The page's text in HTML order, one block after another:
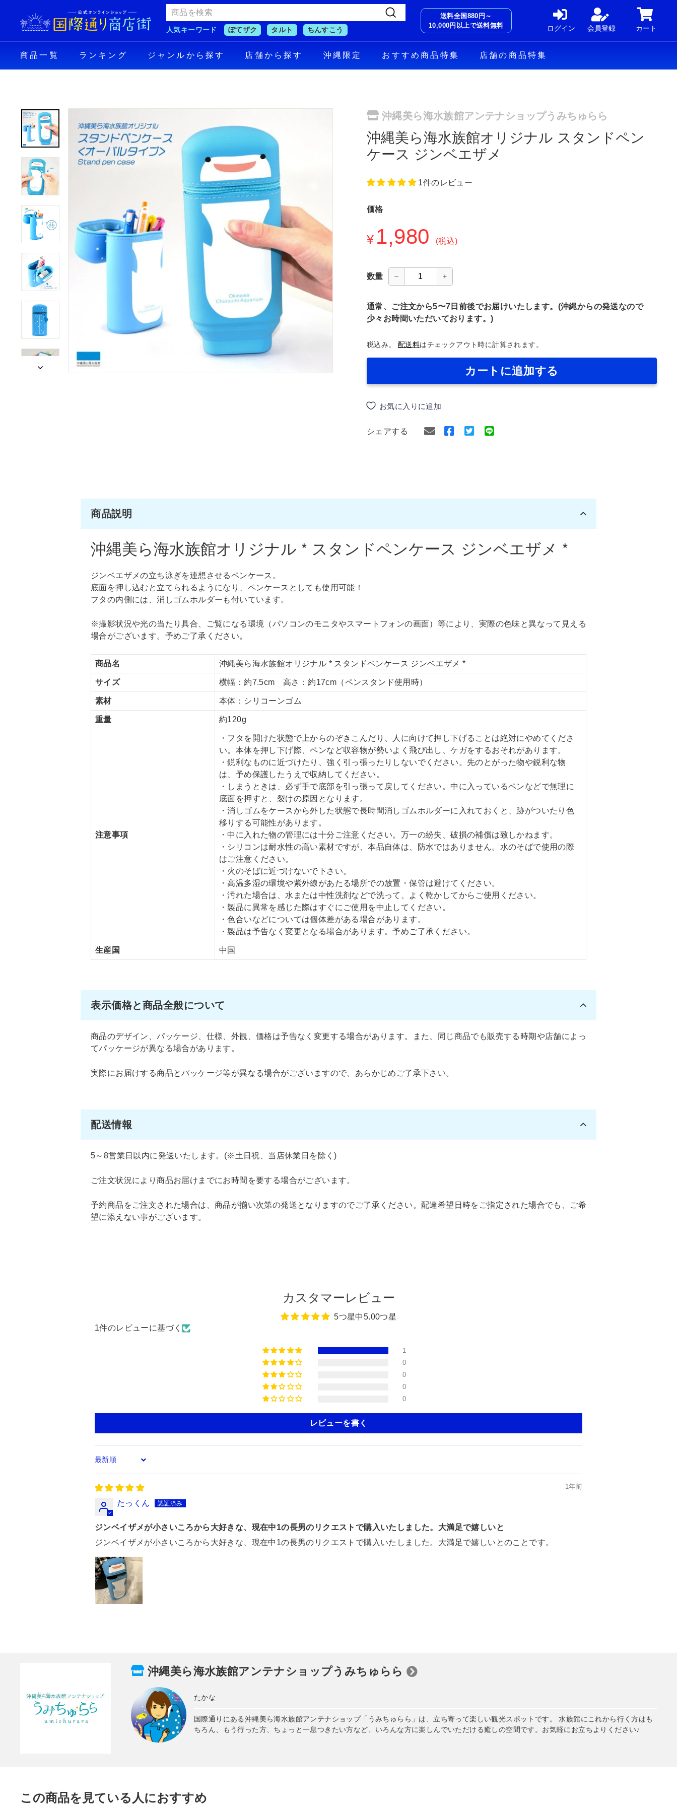
content
国
際
通
り
商
公
式
オ
ン
ラ
イ
ン
シ
ョ
ッ
プ
る
人気キーワード ぽてザク タルト ちんすこう
送料全国880円～
10,000円以上で送料無料
ログイン 会員登録 カート
商品一覧 ランキング ジャンルから探す 店舗から探す 沖縄限定 おすすめ商品特集 店舗の商品特集
沖縄美ら海水族館アンテナショップうみちゅらら
沖縄美ら海水族館オリジナル スタンドペン
ケース ジンベエザメ
1件のレビュー
価格
常
¥ 1,980 ¥1,980
(税込)
数量
通常、ご注文から5〜7日前後でお届けいたします。(沖縄からの発送なので
少々お時間いただいております。)
税込み。 配送料はチェックアウト時に計算されます。
カートに追加する
お気に入りに追加
シェアする
Facebook
ア
る
Twitter
ー
す
る
商品説明
沖縄美ら海水族館オリジナル * スタンドペンケース ジンベエザメ *
ジンベエザメの立ち泳ぎを連想させるペンケース。
底面を押し込むと立てられるようになり、ペンケースとしても使用可能！
フタの内側には、消しゴムホルダーも付いています。
※撮影状況や光の当たり具合、ご覧になる環境（パソコンのモニタやスマートフォンの画面）等により、実際の色味と異なって見える
場合がございます。予めご了承ください。
商品名 沖縄美ら海水族館オリジナル * スタンドペンケース ジンベエザメ *
サイズ 横幅：約7.5cm 高さ：約17cm（ペンスタンド使用時）
素材 本体：シリコーンゴム
重量 約120g
注意事項
・フタを開けた状態で上からのぞきこんだり、人に向けて押し下げることは絶対にやめてくださ
い。本体を押し下げ際、ペンなど収容物が勢いよく飛び出し、ケガをするおそれがあります。
・鋭利なものに近づけたり、強く引っ張ったりしないでください。先のとがった物や鋭利な物
は、予め保護したうえで収納してください。
・しまうときは、必ず手で底部を引っ張って戻してください。中に入っているペンなどで無理に
底面を押すと、裂けの原因となります。
・消しゴムをケースから外した状態で長時間消しゴムホルダーに入れておくと、跡がついたり色
移りする可能性があります。
・中に入れた物の管理には十分ご注意ください。万一の紛失、破損の補償は致しかねます。
・シリコンは耐水性の高い素材ですが、本品自体は、防水ではありません。水のそばで使用の際
はご注意ください。
・火のそばに近づけないで下さい。
・高温多湿の環境や紫外線があたる場所での放置・保管は避けてください。
・汚れた場合は、水または中性洗剤などで洗って、よく乾かしてからご使用ください。
・製品に異常を感じた際はすぐにご使用を中止してください。
・色合いなどについては個体差がある場合があります。
・製品は予告なく変更となる場合があります。予めご了承ください。
生産国 中国
表示価格と商品全般について
商品のデザイン、パッケージ、仕様、外観、価格は予告なく変更する場合があります。また、同じ商品でも販売する時期や店舗によっ
てパッケージが異なる場合があります。
実際にお届けする商品とパッケージ等が異なる場合がございますので、あらかじめご了承下さい。
配送情報
5～8営業日以内に発送いたします。(※土日祝、当店休業日を除く)
ご注文状況により商品お届けまでにお時間を要する場合がございます。
予約商品をご注文された場合は、商品が揃い次第の発送となりますのでご了承ください。配達希望日時をご指定された場合でも、ご希
望に添えない事がございます。
カスタマーレビュー
5つ星中5.00つ星
1件のレビューに基づく
1
0
0
0
0
レビューを書く
Sort by
1年前
たっくん
ジンベイザメが小さいころから大好きな、現在中1の長男のリクエストで購入いたしました。大満足で嬉しいと
ジンベイザメが小さいころから大好きな、現在中1の長男のリクエストで購入いたしました。大満足で嬉しいとのことです。
沖縄美ら海水族館アンテナショップうみちゅらら
たかな
国際通りにある沖縄美ら海水族館アンテナショップ「うみちゅらら」は、立ち寄って楽しい観光スポットです。 水族館にこれから行く方はも
ちろん、もう行った方、ちょっと一息つきたい方など、いろんな方に楽しんでいただける癒しの空間です。お気軽にお立ちよりください♪
この商品を見ている人におすすめ